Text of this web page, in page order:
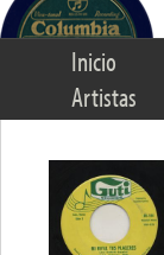
Inicio
Artistas